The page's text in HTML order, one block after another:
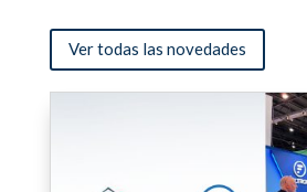
Ver todas las novedades